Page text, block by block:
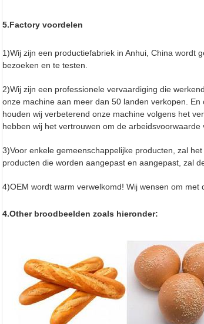
5.Factory voordelen
1)Wij zijn een productiefabriek in Anhui, China wordt
bezoeken en te testen.
2)Wij zijn een professionele vervaardiging die
onze machine aan meer dan 50 landen verkopen.
houden wij verbeterend onze machine volgens het
hebben wij het vertrouwen om de arbeidsvoorwaarde
3)Voor enkele gemeenschappelijke producten, zal
producten die worden aangepast en aangepast, zal
4)OEM wordt warm verwelkomd! Wij wensen om met
4.Other broodbeelden zoals hieronder: